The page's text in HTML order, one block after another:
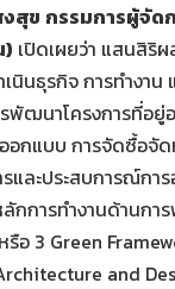
สุข กรรมการผู้จัด
) เปิดเผยว่า แสนสิริ
นินธุรกิจ การทำงา
พัฒนาโครงการที่อยู่
กแบบ การจัดซื้อจัด
และประสบการณ์กา
กการทำงานด้านกา
อ 3 Green
and